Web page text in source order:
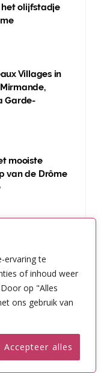
ervaring te
of inhoud weer
op "Alles
ons gebruik van
Accepteer alles
het olijfstadje
Villages in
Garde-
mooiste
van de Drôme